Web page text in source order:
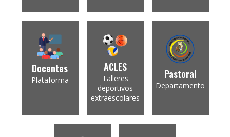
Docentes
Plataforma
ACLES
Talleres
deportivos
extraescolares
Pastoral
Departamento